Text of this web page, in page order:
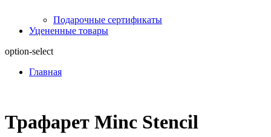
Подарочные сертификаты
Уцененные товары
option-select
Главная
Трафарет Minc Stencil